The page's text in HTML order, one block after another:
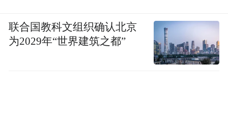
联合国教科文组织确认北京
为2029年“世界建筑之都”